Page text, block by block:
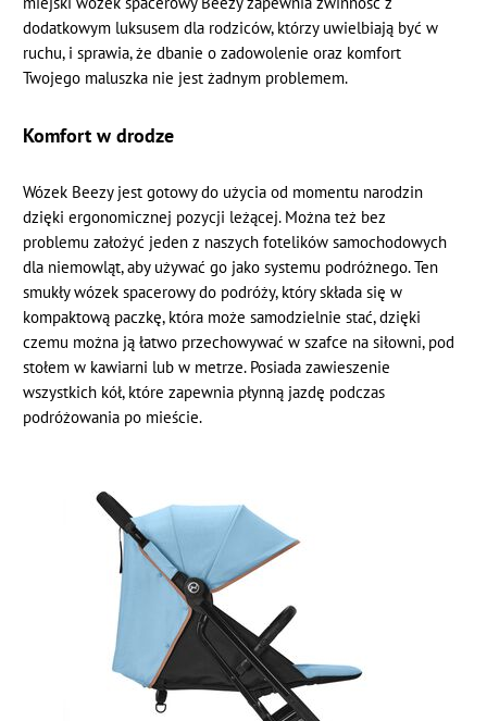
dodatkowym luksusem dla rodziców, którzy uwielbiają być w
ruchu, i sprawia, że dbanie o zadowolenie oraz komfort
Twojego maluszka nie jest żadnym problemem.
Komfort w drodze
Wózek Beezy jest gotowy do użycia od momentu narodzin
dzięki ergonomicznej pozycji leżącej. Można też bez
problemu założyć jeden z naszych fotelików samochodowych
dla niemowląt, aby używać go jako systemu podróżnego. Ten
smukły wózek spacerowy do podróży, który składa się w
kompaktową paczkę, która może samodzielnie stać, dzięki
czemu można ją łatwo przechowywać w szafce na siłowni, pod
stołem w kawiarni lub w metrze. Posiada zawieszenie
wszystkich kół, które zapewnia płynną jazdę podczas
podróżowania po mieście.